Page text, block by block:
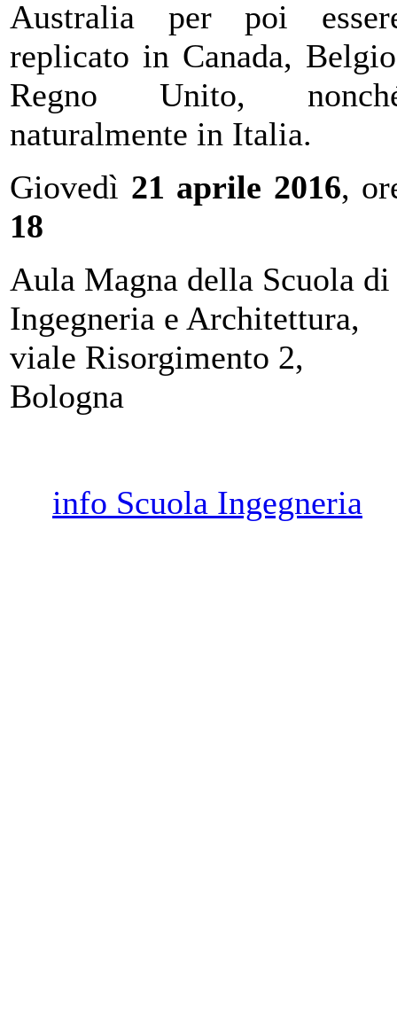
Australia per poi
replicato in Canada,
Regno Unito,
naturalmente in Italia.
Giovedì 21 aprile 2016,
18
Aula Magna della Scuola di
Ingegneria e Architettura,
viale Risorgimento 2,
Bologna
info Scuola Ingegneria